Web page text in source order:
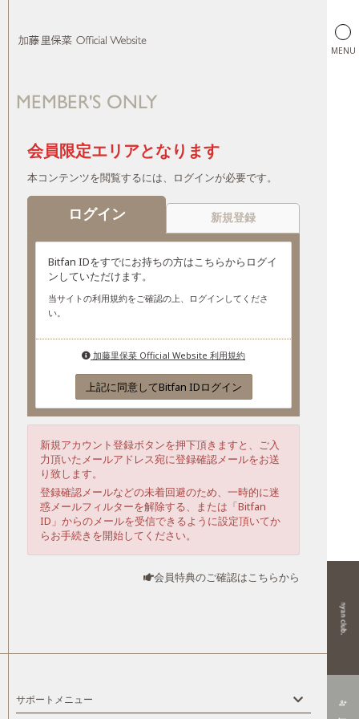
person_add_alt
MENU
MEMBER'S ONLY
会員限定エリアとなります
本コンテンツを閲覧するには、ログインが必要です。
ログイン 新規登録
Bitfan IDをすでにお持ちの方はこちらからログイ
ンしていただけます。
当サイトの利用規約をご確認の上、ログインしてくださ
い。
加藤里保菜 Official Website 利用規約
上記に同意してBitfan IDログイン
新規アカウント登録ボタンを押下頂きますと、ご入
力頂いたメールアドレス宛に登録確認メールをお送
り致します。
登録確認メールなどの未着回避のため、一時的に迷
惑メールフィルターを解除する、または「Bitfan
ID」からのメールを受信できるように設定頂いてか
らお手続きを開始してください。
会員特典のご確認はこちらから
サポートメニュー